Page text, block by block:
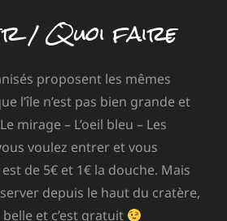
/ Quoi faire
proposent les mêmes
l’île n’est pas bien grande et
mirage – L’oeil bleu – Les
voulez entrer et vous
de 5€ et 1€ la douche. Mais
depuis le haut du cratère,
et c’est gratuit